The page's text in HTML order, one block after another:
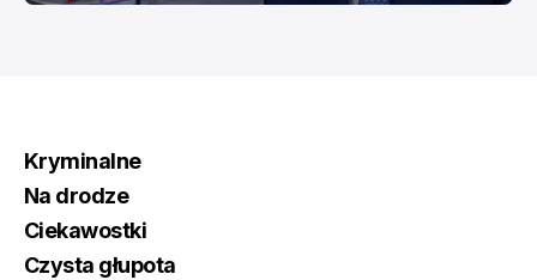
Kryminalne
Na drodze
Ciekawostki
Czysta głupota